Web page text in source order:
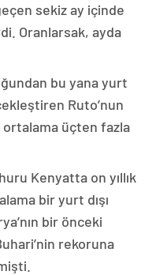
sekiz ay içinde
Oranlarsak, ayda
bu yana yurt
Ruto’nun
ortalama üçten fazla
Kenyatta on yıllık
bir yurt dışı
bir önceki
rekoruna